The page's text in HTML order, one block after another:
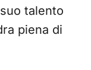
talento
piena di